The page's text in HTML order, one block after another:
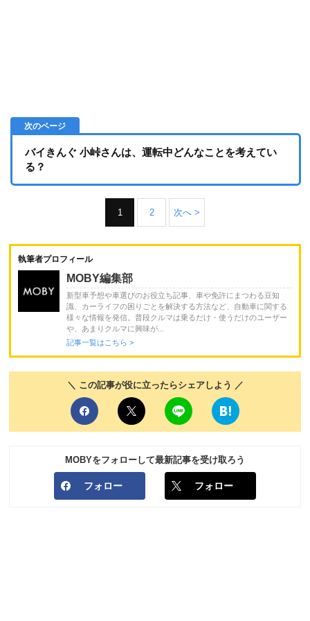
バイきんぐ 小峠さんは、運転中どんなことを考えてい
る？
1 2 次へ >
執筆者プロフィール
MOBY編集部
新型車予想や車選びのお役立ち記事、車や免許にまつわる豆知
識、カーライフの困りごとを解決する方法など、自動車に関する
様々な情報を発信。普段クルマは乗るだけ・使うだけのユーザー
や、あまりクルマに興味が...
記事一覧はこちら >
＼ この記事が役に立ったらシェアしよう ／
MOBYをフォローして最新記事を受け取ろう
フォロー フォロー